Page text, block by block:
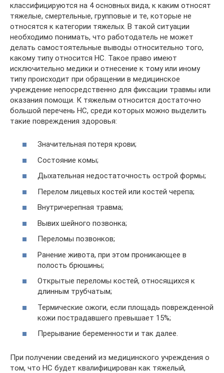
классифицируются на 4 основных вида, к каким относят
тяжелые, смертельные, групповые и те, которые не
относятся к категории тяжелых. В такой ситуации
необходимо понимать, что работодатель не может
делать самостоятельные выводы относительно того,
какому типу относится НС. Такое право имеют
исключительно медики и отнесение к тому или иному
типу происходит при обращении в медицинское
учреждение непосредственно для фиксации травмы или
оказания помощи. К тяжелым относится достаточно
большой перечень НС, среди которых можно выделить
такие повреждения здоровья:
Значительная потеря крови;
Состояние комы;
Дыхательная недостаточность острой формы;
Перелом лицевых костей или костей черепа;
Внутричерепная травма;
Вывих шейного позвонка;
Переломы позвонков;
Ранение живота, при этом проникающее в
полость брюшины;
Открытые переломы костей, относящихся к
длинным трубчатым;
Термические ожоги, если площадь поврежденной
кожи пострадавшего превышает 15%;
Прерывание беременности и так далее.
При получении сведений из медицинского учреждения о
том, что НС будет квалифицирован как тяжелый,